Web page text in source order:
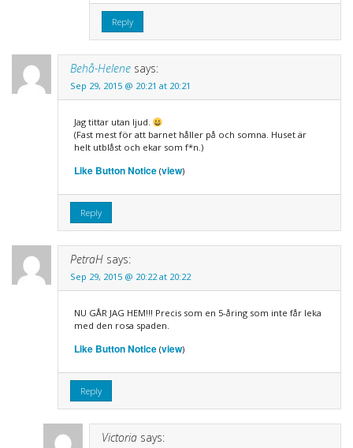
Reply
Behå-Helene says:
Sep 29, 2015 @ 20:21 at 20:21
Jag tittar utan ljud.
(Fast mest för att barnet håller på och somna. Huset är
helt utblåst och ekar som f*n.)
Like Button Notice(view)
Reply
PetraH says:
Sep 29, 2015 @ 20:22 at 20:22
NU GÅR JAG HEM!!! Precis som en 5-åring som inte får leka
med den rosa spaden.
Like Button Notice(view)
Reply
Victoria says: